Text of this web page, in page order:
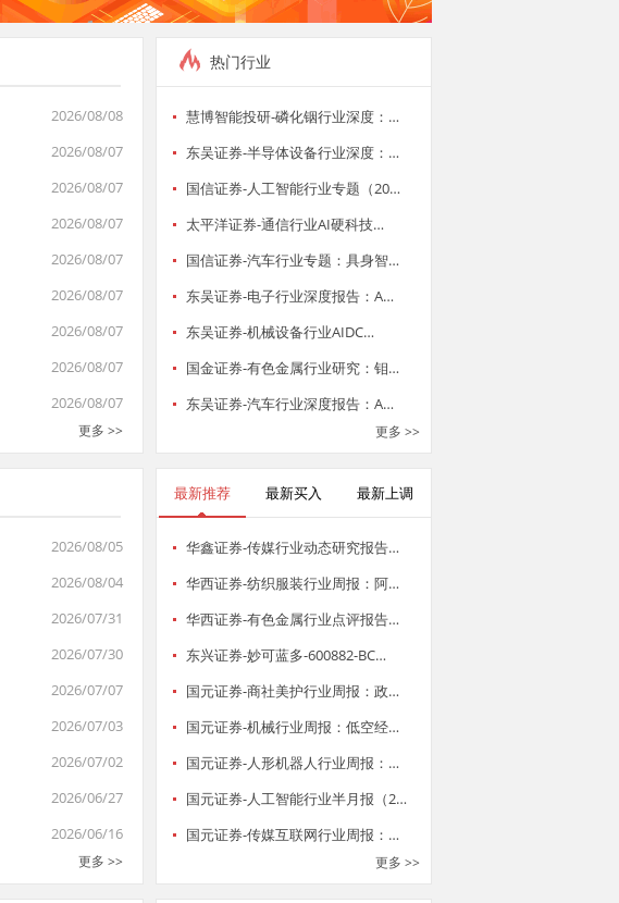
2026/08/08
2026/08/07
2026/08/07
2026/08/07
2026/08/07
2026/08/07
2026/08/07
2026/08/07
2026/08/07
更多 >>
热门行业
慧博智能投研-磷化铟行业深度：…
东吴证券-半导体设备行业深度：…
国信证券-人工智能行业专题（20…
太平洋证券-通信行业AI硬科技…
国信证券-汽车行业专题：具身智…
东吴证券-电子行业深度报告：A…
东吴证券-机械设备行业AIDC…
国金证券-有色金属行业研究：钼…
东吴证券-汽车行业深度报告：A…
更多 >>
2026/08/05
2026/08/04
2026/07/31
2026/07/30
2026/07/07
2026/07/03
2026/07/02
2026/06/27
2026/06/16
更多 >>
最新推荐 最新买入 最新上调
华鑫证券-传媒行业动态研究报告…
华西证券-纺织服装行业周报：阿…
华西证券-有色金属行业点评报告…
东兴证券-妙可蓝多-600882-BC…
国元证券-商社美护行业周报：政…
国元证券-机械行业周报：低空经…
国元证券-人形机器人行业周报：…
国元证券-人工智能行业半月报（2…
国元证券-传媒互联网行业周报：…
更多 >>